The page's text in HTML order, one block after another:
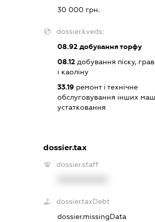
30 000 грн.
dossier.kveds:
08.92 добування торфу
08.12 добування піску,
і каоліну
33.19 ремонт і технічне
обслуговування інших
устатковання
dossier.tax
dossier.staff
dossier.taxDebt
dossier.missingData